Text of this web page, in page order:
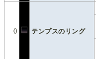
0 テンプスのリング